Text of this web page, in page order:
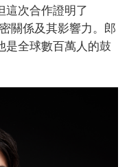
這次合作證明了
關係及其影響力。郎
是全球數百萬人的鼓